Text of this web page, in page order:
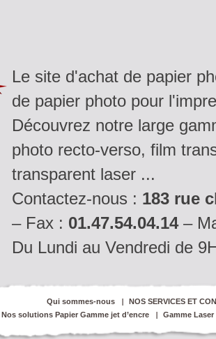
Le site d'achat de papier
de papier photo pour
Découvrez notre large
photo recto-verso, film
transparent laser ...
Contactez-nous : 183 rue
– Fax : 01.47.54.04.14–
Du Lundi au Vendredi de
Qui sommes-nous
NOS SERVICES ET
Nos solutions Papier Gamme jet d’encre
Gamme Laser